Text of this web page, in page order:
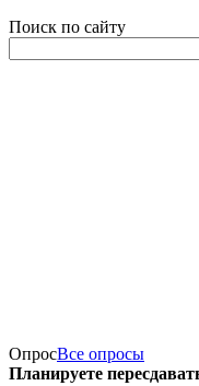
Поиск по сайту
ОпросВсе опросы
Планируете